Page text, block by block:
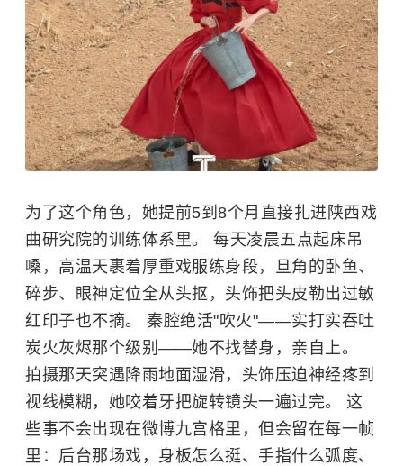
为了这个角色，她提前5到8个月直接扎进陕西戏
曲研究院的训练体系里。 每天凌晨五点起床吊
嗓，高温天裹着厚重戏服练身段，旦角的卧鱼、
碎步、眼神定位全从头抠，头饰把头皮勒出过敏
红印子也不摘。 秦腔绝活"吹火"——实打实吞吐
炭火灰烬那个级别——她不找替身，亲自上。
拍摄那天突遇降雨地面湿滑，头饰压迫神经疼到
视线模糊，她咬着牙把旋转镜头一遍过完。 这
些事不会出现在微博九宫格里，但会留在每一帧
里：后台那场戏，身板怎么挺、手指什么弧度、